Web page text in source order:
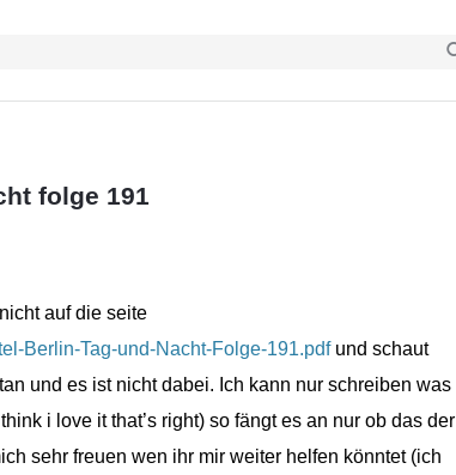
folge 191
auf die seite
Berlin-Tag-und-Nacht-Folge-191.pdfund schaut
und es ist nicht dabei. Ich kann nur schreiben was
i love it that’s right) so fängt es an nur ob das der
sehr freuen wen ihr mir weiter helfen könntet (ich